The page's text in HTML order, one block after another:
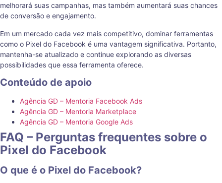
melhorará suas campanhas, mas também aumentará suas chances
de conversão e engajamento.
Em um mercado cada vez mais competitivo, dominar ferramentas
como o Pixel do Facebook é uma vantagem significativa. Portanto,
mantenha-se atualizado e continue explorando as diversas
possibilidades que essa ferramenta oferece.
Conteúdo de apoio
Agência GD – Mentoria Facebook Ads
Agência GD – Mentoria Marketplace
Agência GD – Mentoria Google Ads
FAQ – Perguntas frequentes sobre o
Pixel do Facebook
O que é o Pixel do Facebook?